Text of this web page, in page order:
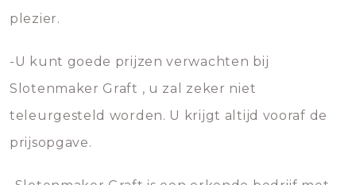
plezier.
-U kunt goede prijzen verwachten bij
Slotenmaker Graft , u zal zeker niet
teleurgesteld worden. U krijgt altijd vooraf de
prijsopgave.